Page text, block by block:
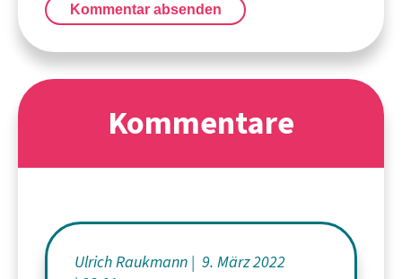
Kommentar absenden
Kommentare
Ulrich Raukmann
9. März 2022